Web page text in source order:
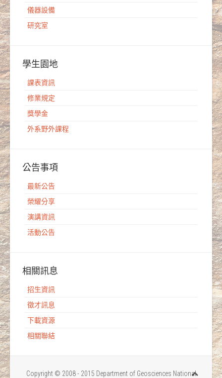
儀器設備
研究室
學生園地
課表資訊
修業規定
獎學金
外系野外課程
公告事項
最新公告
榮耀分享
演講資訊
活動公告
相關訊息
招生資訊
徵才訊息
下載資源
相關聯結
Copyright © 2008 - 2015 Department of Geosciences National